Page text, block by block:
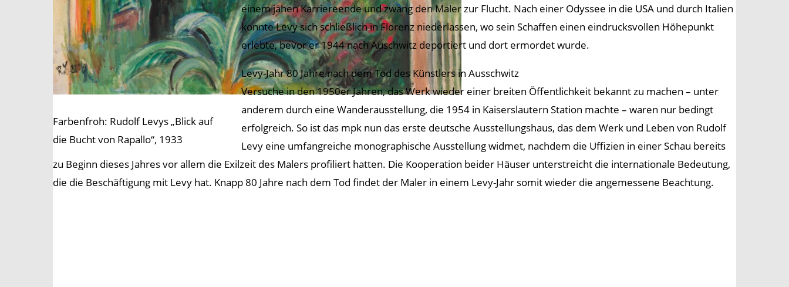
Farbenfroh: Rudolf Levys „Blick auf
die Bucht von Rapallo“, 1933
einem jähen Karriereende und zwang den Maler zur Flucht. Nach einer Odyssee in die USA und durch Italien
konnte Levy sich schließlich in Florenz niederlassen, wo sein Schaffen einen eindrucksvollen Höhepunkt
erlebte, bevor er 1944 nach Auschwitz deportiert und dort ermordet wurde.
Levy-Jahr 80 Jahre nach dem Tod des Künstlers in Ausschwitz
Versuche in den 1950er Jahren, das Werk wieder einer breiten Öffentlichkeit bekannt zu machen – unter
anderem durch eine Wanderausstellung, die 1954 in Kaiserslautern Station machte – waren nur bedingt
erfolgreich. So ist das mpk nun das erste deutsche Ausstellungshaus, das dem Werk und Leben von Rudolf
Levy eine umfangreiche monographische Ausstellung widmet, nachdem die Uffizien in einer Schau bereits
zu Beginn dieses Jahres vor allem die Exilzeit des Malers profiliert hatten. Die Kooperation beider Häuser unterstreicht die internationale Bedeutung,
die die Beschäftigung mit Levy hat. Knapp 80 Jahre nach dem Tod findet der Maler in einem Levy-Jahr somit wieder die angemessene Beachtung.